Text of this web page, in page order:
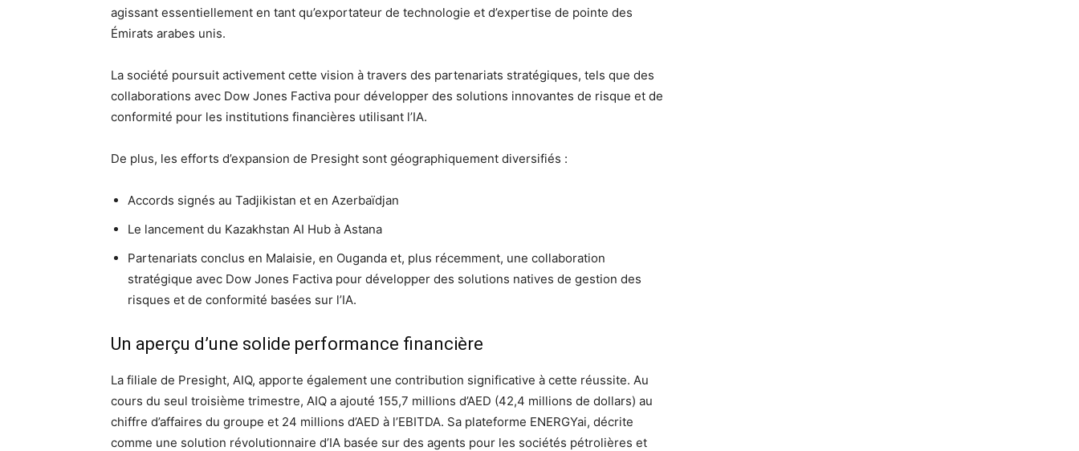
agissant essentiellement en tant qu’exportateur de technologie et d’expertise de pointe des
Émirats arabes unis.
La société poursuit activement cette vision à travers des partenariats stratégiques, tels que des
collaborations avec Dow Jones Factiva pour développer des solutions innovantes de risque et de
conformité pour les institutions financières utilisant l’IA.
De plus, les efforts d’expansion de Presight sont géographiquement diversifiés :
Accords signés au Tadjikistan et en Azerbaïdjan
Le lancement du Kazakhstan AI Hub à Astana
Partenariats conclus en Malaisie, en Ouganda et, plus récemment, une collaboration
stratégique avec Dow Jones Factiva pour développer des solutions natives de gestion des
risques et de conformité basées sur l’IA.
Un aperçu d’une solide performance financière
La filiale de Presight, AIQ, apporte également une contribution significative à cette réussite. Au
cours du seul troisième trimestre, AIQ a ajouté 155,7 millions d’AED (42,4 millions de dollars) au
chiffre d’affaires du groupe et 24 millions d’AED à l’EBITDA. Sa plateforme ENERGYai, décrite
comme une solution révolutionnaire d’IA basée sur des agents pour les sociétés pétrolières et